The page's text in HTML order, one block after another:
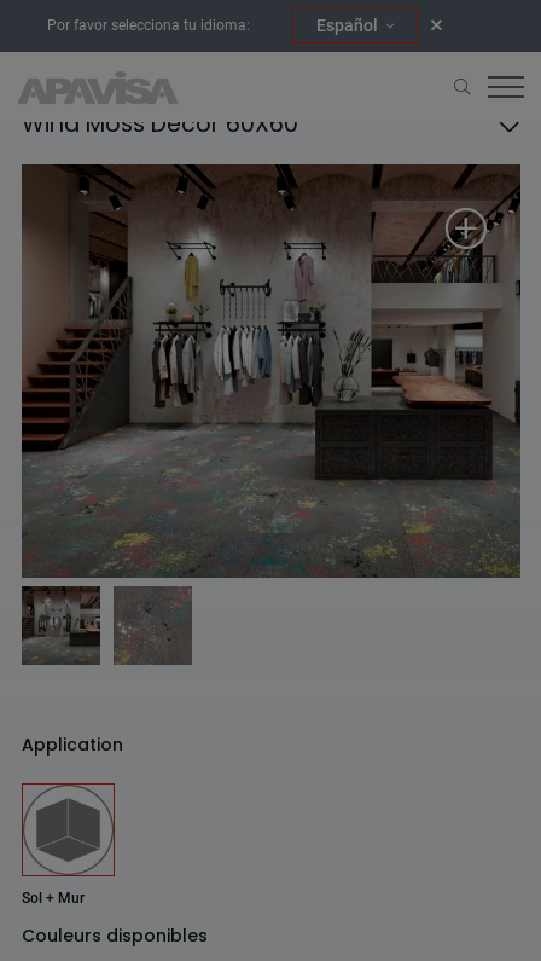
Por favor selecciona tu idioma: Español
Wind Moss Decor 60X60
Application
Sol + Mur
Couleurs disponibles